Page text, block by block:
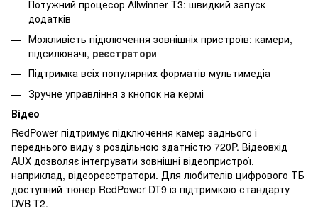
Потужний процесор Allwinner T3: швидкий запуск
додатків
Можливість підключення зовнішніх пристроїв: камери,
підсилювачі, реєстратори
Підтримка всіх популярних форматів мультимедіа
Зручне управління з кнопок на кермі
Відео
RedPower підтримує підключення камер заднього і
переднього виду з роздільною здатністю 720P. Відеовхід
AUX дозволяє інтегрувати зовнішні відеопристрої,
наприклад, відеореєстратори. Для любителів цифрового ТБ
доступний тюнер RedPower DT9 із підтримкою стандарту
DVB-T2.